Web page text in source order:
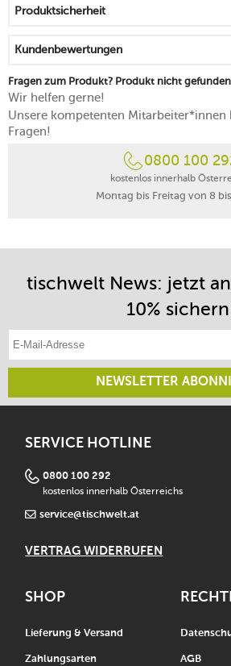
Produktsicherheit
Kundenbewertungen
Fragen zum Produkt? Produkt nicht
Wir helfen gerne!
Unsere kompetenten Mitarbeiter*innen
Fragen!
0800 100
kostenlos innerhalb
Montag bis Freitag von 8
tischwelt News: jetzt
10%
NEWSLETTER
SERVICE HOTLINE
0800 100 292
kostenlos innerhalb Österreichs
service@tischwelt.at
VERTRAG WIDERRUFEN
SHOP
Lieferung & Versand
Zahlungsarten AGB